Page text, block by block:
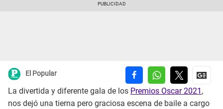
El Popular
La divertida y diferente gala de los Premios Oscar 2021 ,
nos dejó una tierna pero graciosa escena de baile a cargo